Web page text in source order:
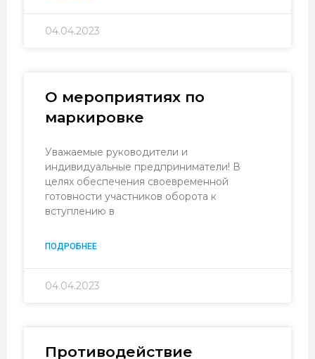
04.04.2023
О мероприятиях по
маркировке
Уважаемые руководители и
индивидуальные предприниматели! В
целях обеспечения своевременной
готовности участников оборота к
вступлению в
ПОДРОБНЕЕ
04.04.2023
Противодействие